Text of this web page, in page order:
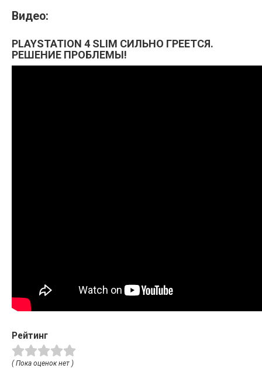
Видео:
PLAYSTATION 4 SLIM СИЛЬНО ГРЕЕТСЯ.
РЕШЕНИЕ ПРОБЛЕМЫ!
Рейтинг
( Пока оценок нет )